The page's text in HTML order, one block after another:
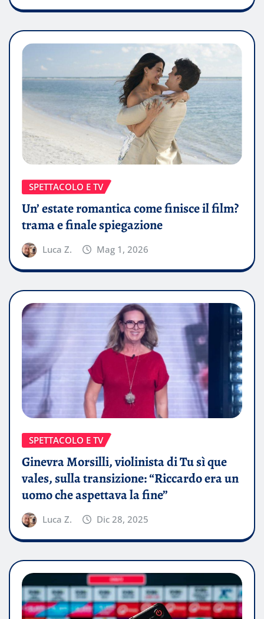
SPETTACOLO E TV
Un’ estate romantica come finisce il film?
trama e finale spiegazione
Luca Z. Mag 1, 2026
SPETTACOLO E TV
Ginevra Morsilli, violinista di Tu sì que
vales, sulla transizione: “Riccardo era un
uomo che aspettava la fine”
Luca Z. Dic 28, 2025